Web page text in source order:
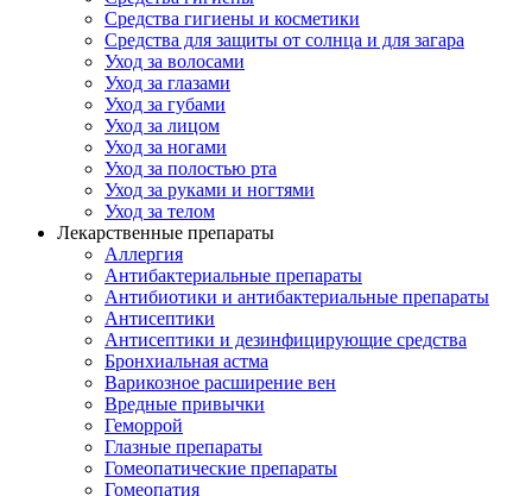
Средства гигиены и косметики
Средства для защиты от солнца и для загара
Уход за волосами
Уход за глазами
Уход за губами
Уход за лицом
Уход за ногами
Уход за полостью рта
Уход за руками и ногтями
Уход за телом
Лекарственные препараты
Аллергия
Антибактериальные препараты
Антибиотики и антибактериальные препараты
Антисептики
Антисептики и дезинфицирующие средства
Бронхиальная астма
Варикозное расширение вен
Вредные привычки
Геморрой
Глазные препараты
Гомеопатические препараты
Гомеопатия